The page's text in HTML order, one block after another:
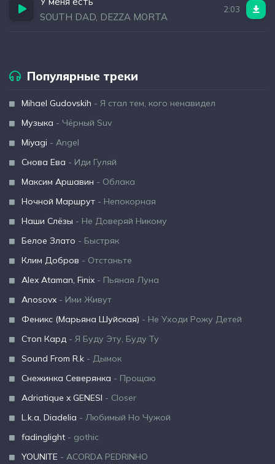
SOUTH DAD, DEZZA MORTA
2:03
Популярные треки
Mihael Gudovskih - Я стал тем, кого ненавидел
Музыка - Чёрный Suv
Miyagi - Angel
Снова Ева - Иди Гуляй
Максим Аршавин - Облака
Ночной Маршрут - Непокорная
Наши Слёзы - Не Доверяй Никому
Белое Злато - Быстряк
Клим Добров - Отстаньте
Alex Ataman, Finix - Пьяная Луна
Anosovx - Ими Живут
Феникс (Марьяна Шуйская) - Не Уходи Рожу Детей
Стоп Кард - Я Буду Эту, Буду Ту
Sound From R.k - Дымок
Снежинка Северянка - Прощаю
Adriatique x GENESI - Closer
L.k.a, Diadelia - Любимый Но Чужой
fadinglight - gothic
YOUNITE - ACORDA PEDRINHO